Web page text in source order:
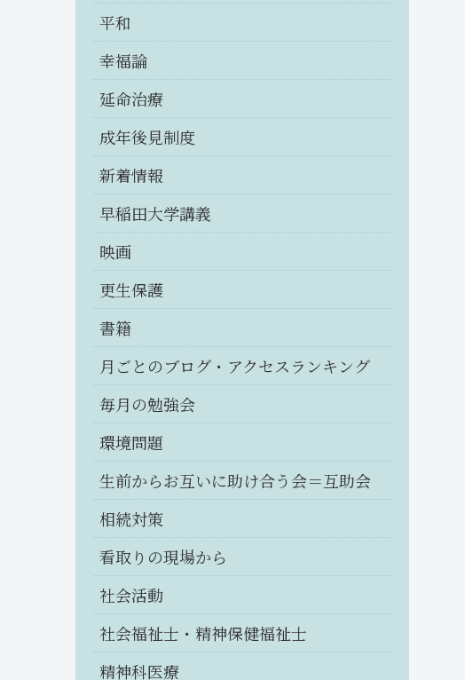
平和
幸福論
延命治療
成年後見制度
新着情報
早稲田大学講義
映画
更生保護
書籍
月ごとのブログ・アクセスランキング
毎月の勉強会
環境問題
生前からお互いに助け合う会＝互助会
相続対策
看取りの現場から
社会活動
社会福祉士・精神保健福祉士
精神科医療